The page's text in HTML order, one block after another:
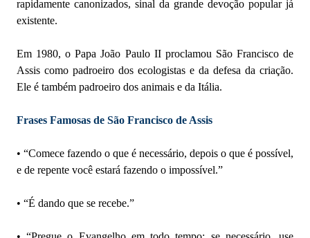
rapidamente canonizados, sinal da grande devoção popular já
existente.
Em 1980, o Papa João Paulo II proclamou São Francisco de
Assis como padroeiro dos ecologistas e da defesa da criação.
Ele é também padroeiro dos animais e da Itália.
Frases Famosas de São Francisco de Assis
• “Comece fazendo o que é necessário, depois o que é possível,
e de repente você estará fazendo o impossível.”
• “É dando que se recebe.”